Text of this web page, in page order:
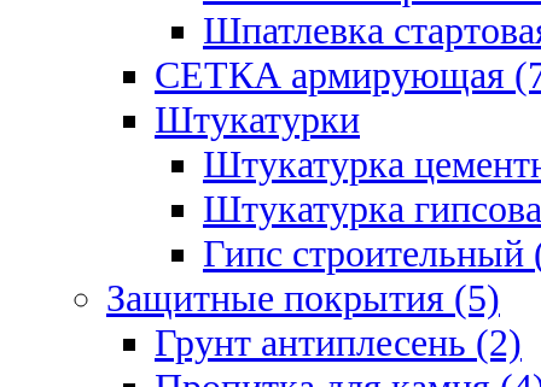
Шпатлевка
СЕТКА армирующая
Штукатурки
Штукатурка
Штукатурка
Гипс строительный
Защитные покрытия (5)
Грунт антиплесень (2)